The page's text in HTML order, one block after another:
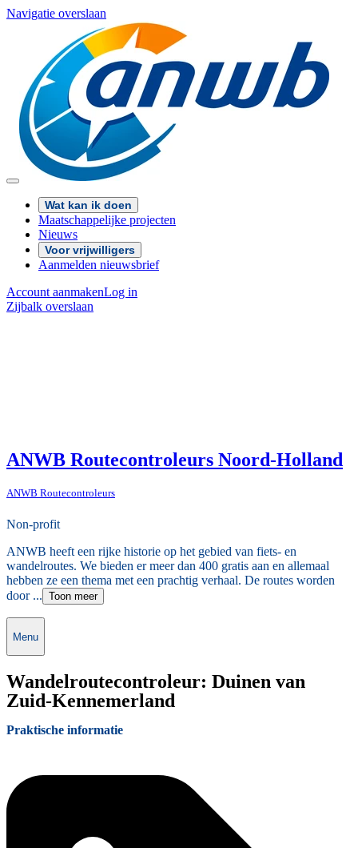
Navigatie overslaan
Wat kan ik doen
Maatschappelijke projecten
Nieuws
Voor vrijwilligers
Aanmelden nieuwsbrief
Account aanmakenLog in
Zijbalk overslaan
ANWB Routecontroleurs Noord-Holland
ANWB Routecontroleurs
Non-profit
ANWB heeft een rijke historie op het gebied van fiets- en
wandelroutes. We bieden er meer dan 400 gratis aan en allemaal
hebben ze een thema met een prachtig verhaal. De routes worden
door ... Toon meer
Menu
Wandelroutecontroleur: Duinen van
Zuid-Kennemerland
Praktische informatie